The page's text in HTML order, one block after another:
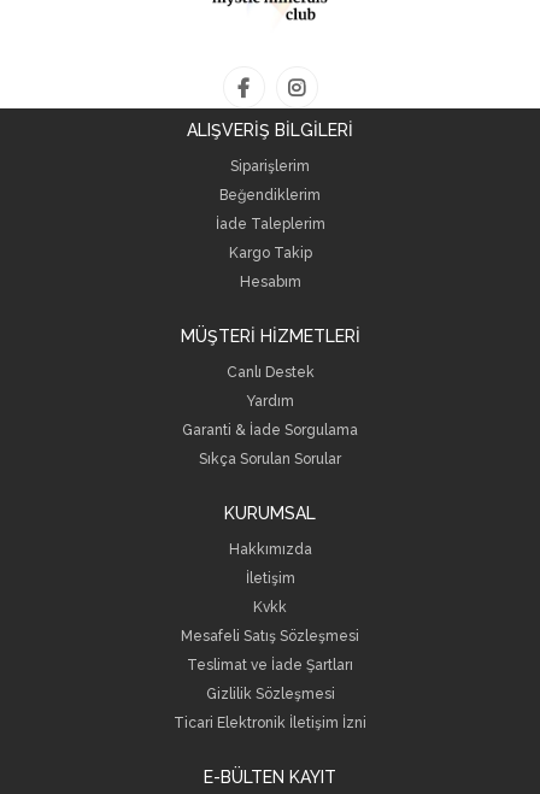
ALIŞVERİŞ BİLGİLERİ
Siparişlerim
Beğendiklerim
İade Taleplerim
Kargo Takip
Hesabım
MÜŞTERİ HİZMETLERİ
Canlı Destek
Yardım
Garanti & İade Sorgulama
Sıkça Sorulan Sorular
KURUMSAL
Hakkımızda
İletişim
Kvkk
Mesafeli Satış Sözleşmesi
Teslimat ve İade Şartları
Gizlilik Sözleşmesi
Ticari Elektronik İletişim İzni
E-BÜLTEN KAYIT